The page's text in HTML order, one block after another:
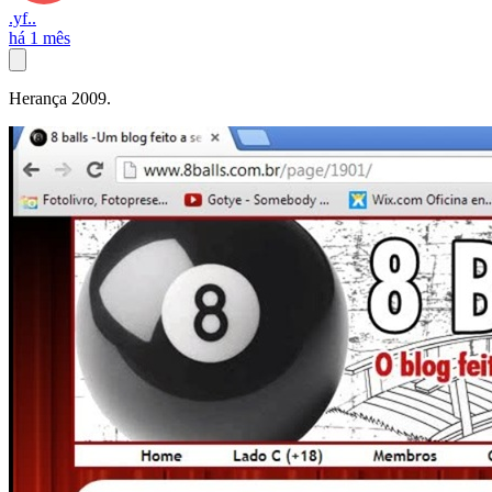
.yf..
há 1 mês
Herança 2009.